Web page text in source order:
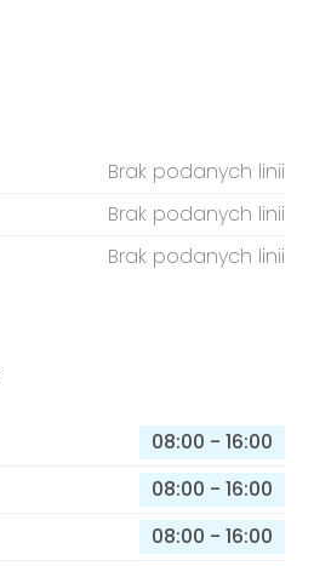
Brak podanych linii
Brak podanych linii
Brak podanych linii
08:00 - 16:00
08:00 - 16:00
08:00 - 16:00